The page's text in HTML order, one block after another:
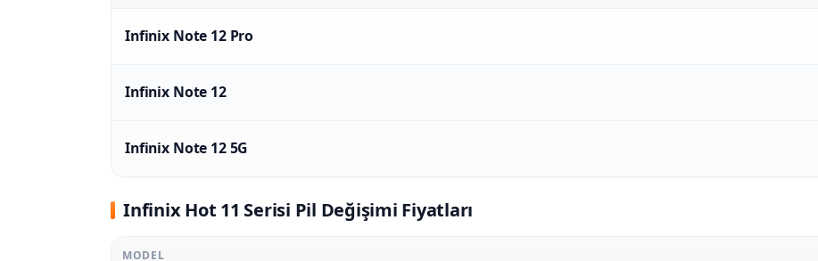
Infinix Note 12 Pro
Infinix Note 12
Infinix Note 12 5G
Infinix Hot 11 Serisi Pil Değişimi Fiyatları
MODEL